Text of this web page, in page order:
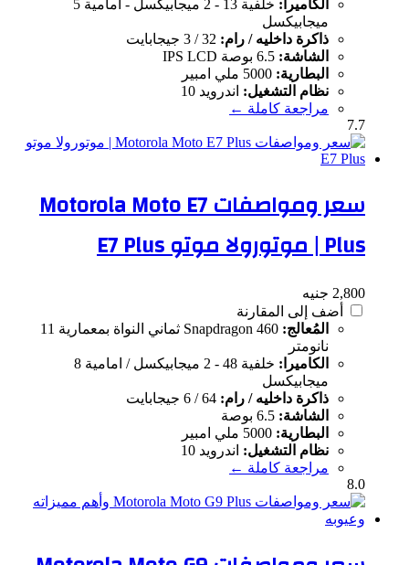
الكاميرا:
خلفية 13 - 2 ميجابيكسل - امامية 5
ميجابيكسل
ذاكرة داخليه / رام:
الشاشة:
البطارية:
نظام التشغيل: اندرويد 10
مراجعة كاملة ←
7.7
سعر ومواصفات Motorola Moto E7
Plus | موتورولا موتو E7 Plus
2,800 جنيه
أضف إلى المقارنة
المُعالج:
Snapdragon 460 ثماني النواة بمعمارية 11
نانومتر
الكاميرا:
خلفية 48 - 2 ميجابيكسل / امامية 8
ميجابيكسل
ذاكرة داخليه / رام:
الشاشة:
البطارية:
نظام التشغيل: اندرويد 10
مراجعة كاملة ←
8.0